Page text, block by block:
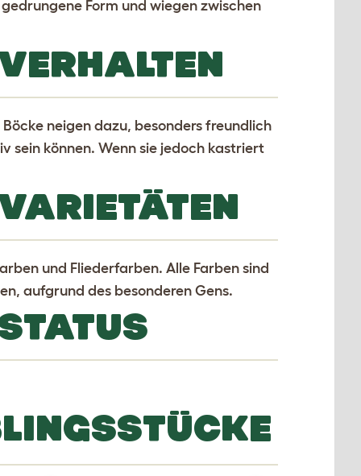
Form und wiegen zwischen
neigen dazu, besonders freundlich
sein können. Wenn sie jedoch kastriert
und Fliederfarben. Alle Farben sind
aufgrund des besonderen Gens.